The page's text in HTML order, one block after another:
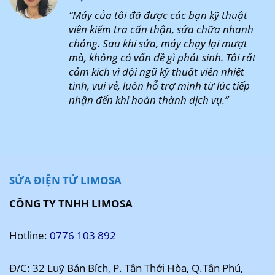
“Máy của tôi đã được các bạn kỹ thuật
viên kiểm tra cẩn thận, sửa chữa nhanh
chóng. Sau khi sửa, máy chạy lại mượt
mà, không có vấn đề gì phát sinh. Tôi rất
cảm kích vì đội ngũ kỹ thuật viên nhiệt
tình, vui vẻ, luôn hỗ trợ mình từ lúc tiếp
nhận đến khi hoàn thành dịch vụ.”
SỬA ĐIỆN TỬ LIMOSA
CÔNG TY TNHH LIMOSA
Hotline: 0776 103 892
Đ/C: 32 Luỹ Bán Bích, P. Tân Thới Hòa, Q.Tân Phú,